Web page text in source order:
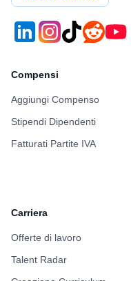
Compensi
Aggiungi Compenso
Stipendi Dipendenti
Fatturati Partite IVA
Carriera
Offerte di lavoro
Talent Radar